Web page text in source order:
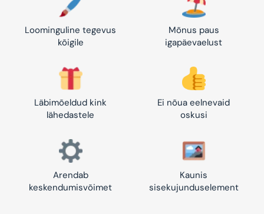
Loominguline tegevus
kõigile
Mõnus paus
igapäevaelust
Läbimõeldud kink
lähedastele
Ei nõua eelnevaid
oskusi
Arendab
keskendumisvõimet
Kaunis
sisekujunduselement